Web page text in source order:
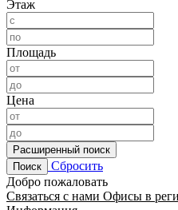
Этаж
Площадь
Цена
Расширенный поиск
Поиск
Сбросить
Добро пожаловать
Связаться с нами Офисы в